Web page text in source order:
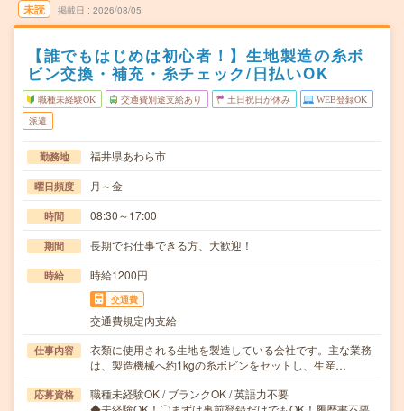
未読 掲載日 2026/08/05
【誰でもはじめは初心者！】生地製造の糸ボ
ビン交換・補充・糸チェック/日払いOK
職種未経験OK 交通費別途支給あり 土日祝日が休み WEB登録OK
派遣
勤務地 福井県あわら市
曜日頻度 月～金
時間 08:30～17:00
期間 長期でお仕事できる方、大歓迎！
時給 時給1200円
交通費
交通費規定内支給
仕事内容
衣類に使用される生地を製造している会社です。主な業務
は、製造機械へ約1kgの糸ボビンをセットし、生産…
応募資格
職種未経験OK / ブランクOK / 英語力不要